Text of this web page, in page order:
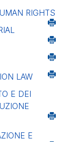
RIGHTS
LAW
E DEI
E